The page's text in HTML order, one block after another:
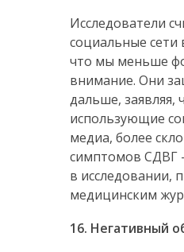
Исследователи
социальные
что мы меньше
внимание. Они
дальше, заявляя,
использующие
медиа, более
симптомов СДВГ
в исследовании,
медицинским
16. Негативный